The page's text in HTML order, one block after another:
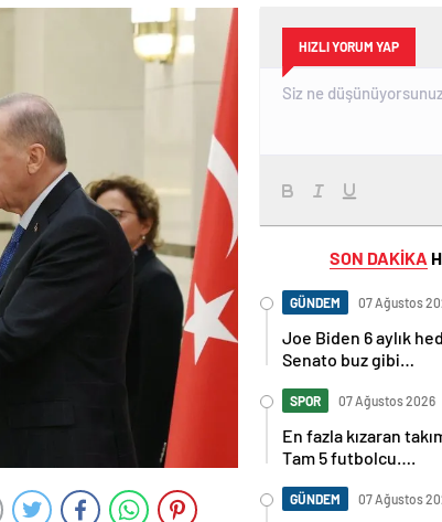
HIZLI YORUM YAP
SON DAKİKA
GÜNDEM 07 Ağustos
Joe Biden 6 aylık
Senato buz gibi…
SPOR 07 Ağustos 2026
En fazla kızaran
Tam 5 futbolcu….
GÜNDEM 07 Ağustos